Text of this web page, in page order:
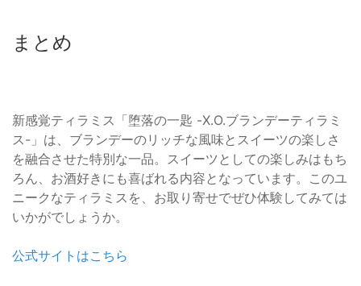
まとめ
新感覚ティラミス「堕落の一匙 -X.O.ブランデーティラミ
ス-」は、ブランデーのリッチな風味とスイーツの楽しさ
を融合させた特別な一品。スイーツとしての楽しみはもち
ろん、お酒好きにも喜ばれる内容となっています。このユ
ニークなティラミスを、お取り寄せでぜひ体験してみては
いかがでしょうか。
公式サイトはこちら